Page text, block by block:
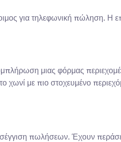
για τηλεφωνική πώληση. Η
μιας φόρμας
με πιο στοχευμένο
πωλήσεων. Έχουν